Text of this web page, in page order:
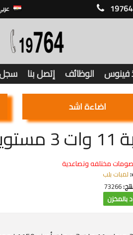
19764
فينوس الوظائف إتصل بنا سجل
اضاءة اشد
ليومن
مختلفه وتصاعدية
لمبات بلب
73266
بالمخزن